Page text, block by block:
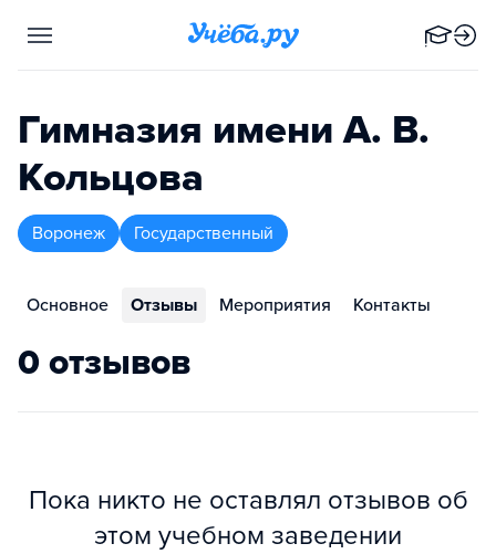
Гимназия имени А. В.
Кольцова
Воронеж Государственный
Основное Отзывы Мероприятия Контакты
0 отзывов
Пока никто не оставлял отзывов об
этом учебном заведении